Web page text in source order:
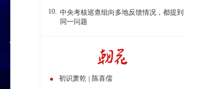
10. 中央考核巡查组向多地反馈情况，都提到
同一问题
初识萧乾 | 陈喜儒